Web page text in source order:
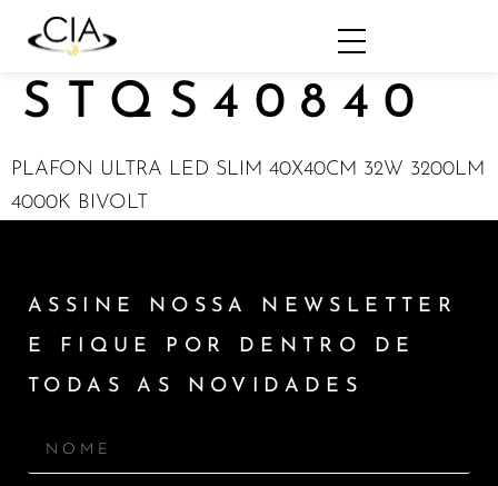
STQS40840
PLAFON ULTRA LED SLIM 40X40CM 32W 3200LM
4000K BIVOLT
ASSINE NOSSA NEWSLETTER
E FIQUE POR DENTRO DE
TODAS AS NOVIDADES